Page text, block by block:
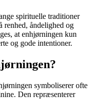
spirituelle traditioner
renhed, åndelighed og
at enhjørningen kun
og gode intentioner.
symboliserer ofte
Den repræsenterer